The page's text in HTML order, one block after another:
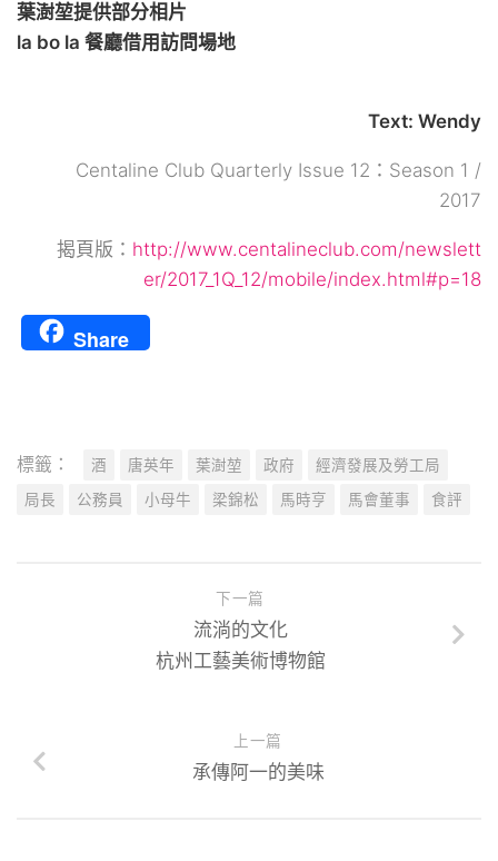
葉澍堃提供部分相片
la bo la 餐廳借用訪問場地
Text: Wendy
Centaline Club Quarterly Issue 12：Season 1 /
2017
揭頁版： http://www.centalineclub.com/newslett
er/2017_1Q_12/mobile/index.html#p=18
Share
標籤： 酒 唐英年 葉澍堃 政府
經濟發展及勞工局
局長
公務員 小母牛 梁錦松 馬時亨 馬會董事 食評
下一篇
流淌的文化
杭州工藝美術博物館
上一篇
承傳阿一的美味